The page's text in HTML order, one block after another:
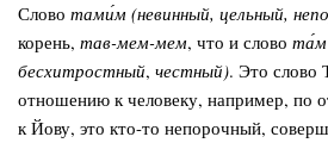
Слово тами́м (невинный, цельный,
корень, тав-мем-мем, что и слово та́м
бесхитростный, честный). Это слово
отношению к человеку, например, по
к Йову, это кто-то непорочный,